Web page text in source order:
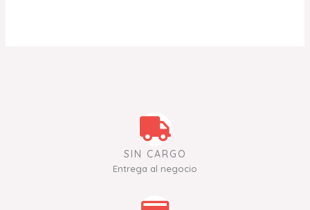
SIN CARGO
Entrega al negocio